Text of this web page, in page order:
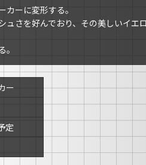
ーに変形する。
さを好んでおり、その美しいイエ
ー
定